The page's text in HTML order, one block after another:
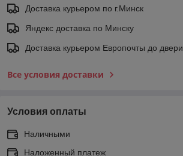
Доставка курьером по г.Минск
Яндекс доставка по Минску
Доставка курьером Европочты до двери
Все условия доставки
Условия оплаты
Наличными
Наложенный платеж